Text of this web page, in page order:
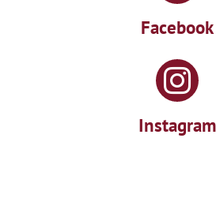
Facebook

Instagram